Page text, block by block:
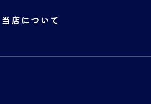
当店について